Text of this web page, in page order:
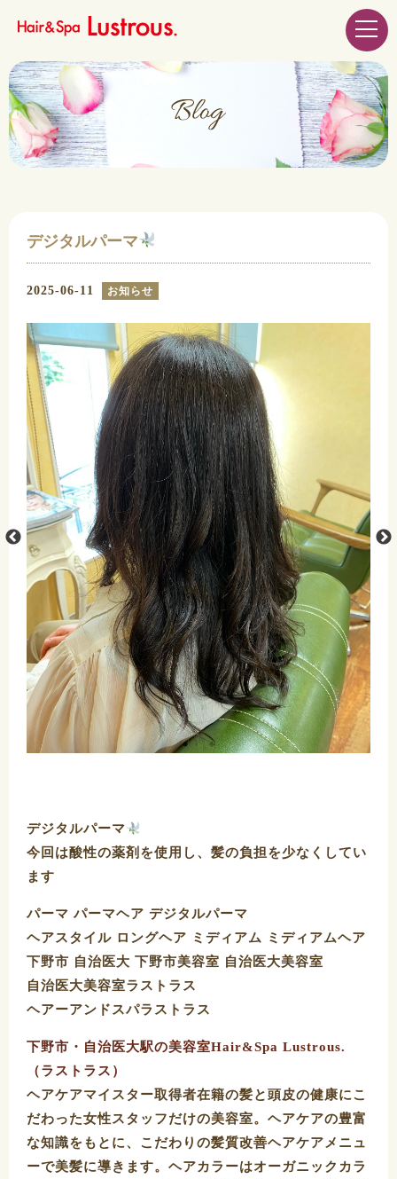
デジタルパーマ
2025-06-11 お知らせ
デジタルパーマ
今回は酸性の薬剤を使用し、髪の負担を少なくしてい
ます️
パーマ パーマヘア デジタルパーマ
ヘアスタイル ロングヘア ミディアム ミディアムヘア
下野市 自治医大 下野市美容室 自治医大美容室
自治医大美容室ラストラス
ヘアーアンドスパラストラス
下野市・自治医大駅の美容室Hair&Spa Lustrous.
（ラストラス）
ヘアケアマイスター取得者在籍の髪と頭皮の健康にこ
だわった女性スタッフだけの美容室。ヘアケアの豊富
な知識をもとに、こだわりの髪質改善ヘアケアメニュ
ーで美髪に導きます。ヘアカラーはオーガニックカラ